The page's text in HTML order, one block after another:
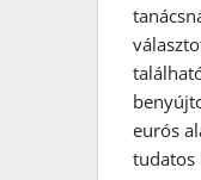
eurós
tudatos